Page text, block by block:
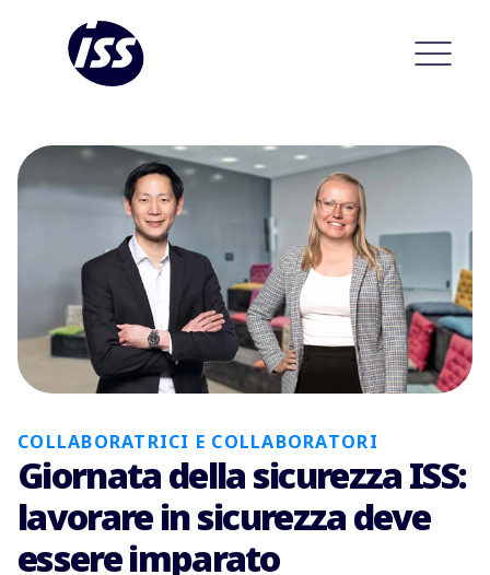
COLLABORATRICI E COLLABORATORI
Giornata della sicurezza ISS:
lavorare in sicurezza deve
essere imparato